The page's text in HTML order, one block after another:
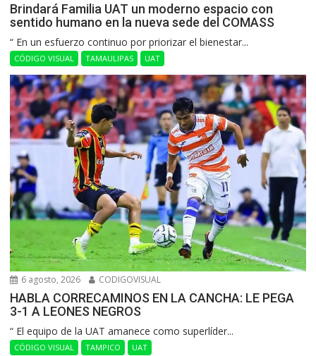
Brindará Familia UAT un moderno espacio con
sentido humano en la nueva sede del COMASS
“ En un esfuerzo continuo por priorizar el bienestar...
CÓDIGO VISUAL TAMAULIPAS UAT
6 agosto, 2026 CODIGOVISUAL
HABLA CORRECAMINOS EN LA CANCHA: LE PEGA
3-1 A LEONES NEGROS
“ El equipo de la UAT amanece como superlíder...
CÓDIGO VISUAL TAMPICO UAT